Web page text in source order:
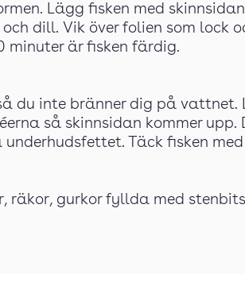
Lägg fisken med
dill. Vik över folien som lock
minuter är fisken färdig.
du inte bränner dig på vattnet.
så skinnsidan kommer upp.
Täck fisken
räkor, gurkor fyllda med